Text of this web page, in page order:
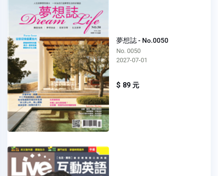
夢想誌 - No.0050
No. 0050
2027-07-01
$ 89 元